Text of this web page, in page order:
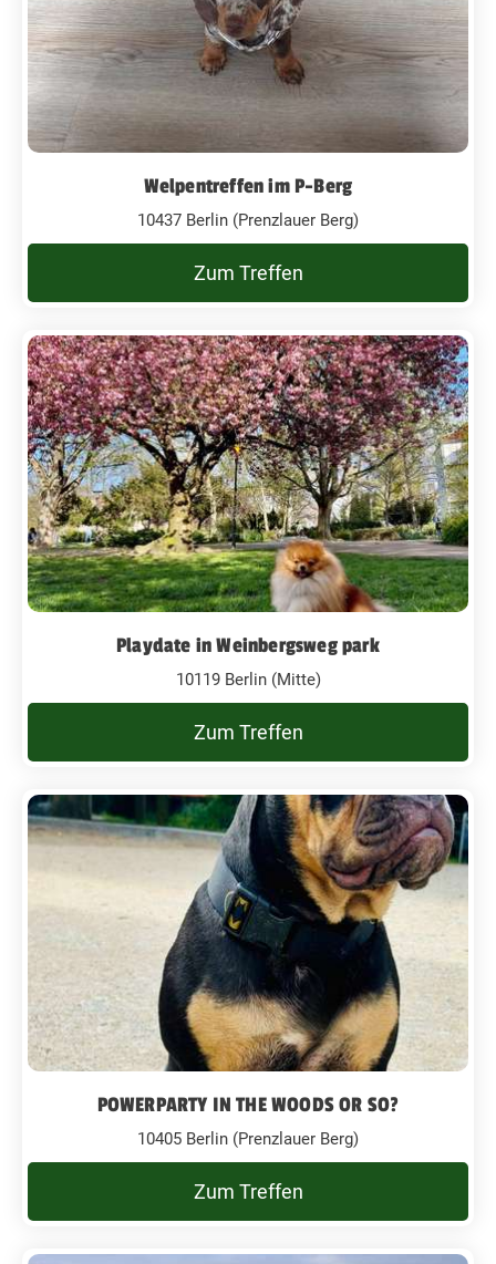
Welpentreffen im P-Berg
10437 Berlin (Prenzlauer Berg)
Zum Treffen
Playdate in Weinbergsweg park
10119 Berlin (Mitte)
Zum Treffen
POWERPARTY IN THE WOODS OR SO?
10405 Berlin (Prenzlauer Berg)
Zum Treffen